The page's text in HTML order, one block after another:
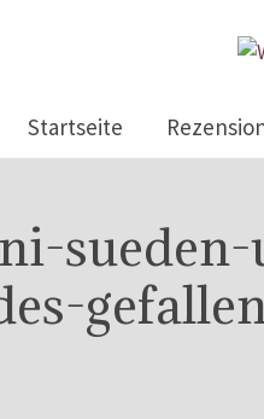
Startseite
sueden-